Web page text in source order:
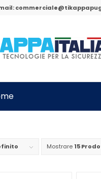
Mostrare 15